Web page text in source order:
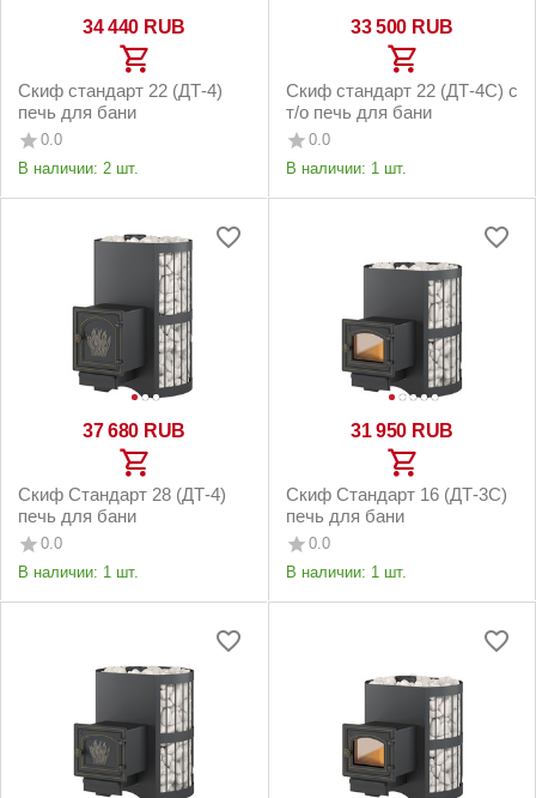
34 440 RUB
Скиф стандарт 22 (ДТ-4)
печь для бани
0.0
В наличии: 2 шт.
33 500 RUB
Скиф стандарт 22 (ДТ-4С) с
т/о печь для бани
0.0
В наличии: 1 шт.
37 680 RUB
Скиф Стандарт 28 (ДТ-4)
печь для бани
0.0
В наличии: 1 шт.
31 950 RUB
Скиф Стандарт 16 (ДТ-3С)
печь для бани
0.0
В наличии: 1 шт.